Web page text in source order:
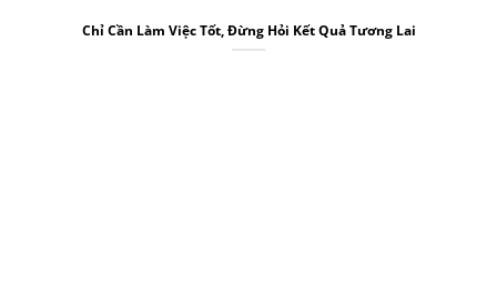
Chỉ Cần Làm Việc Tốt, Đừng Hỏi Kết Quả Tương Lai